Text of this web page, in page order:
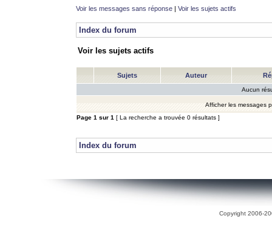
Voir les messages sans réponse | Voir les sujets actifs
Index du forum
Voir les sujets actifs
Sujets Auteur
Aucun
Afficher les messages
Page 1 sur 1 [ La recherche a trouvée 0 résultats ]
Index du forum
Copyright 2006-